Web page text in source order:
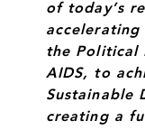
of today’s
the Political
AIDS, to
Sustainable
creating a